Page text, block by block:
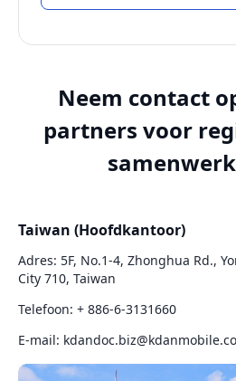
Neem contact
partners voor
Taiwan (Hoofdkantoor)
Adres: 5F, No.1-4, Zhonghua Rd.,
City 710, Taiwan
Telefoon: + 886-6-3131660
E-mail: